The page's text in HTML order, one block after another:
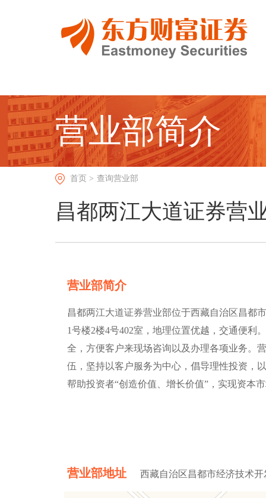
营业部简介
首页 > 查询营业部
昌都两江大道证券营
营业部简介
昌都两江大道证券营业部位于西藏自治区昌都
1号楼2楼4号402室，地理位置优越，交通便利
全，方便客户来现场咨询以及办理各项业务。
伍，坚持以客户服务为中心，倡导理性投资，
帮助投资者“创造价值、增长价值”，实现资本
营业部地址 西藏自治区昌都市经济技术